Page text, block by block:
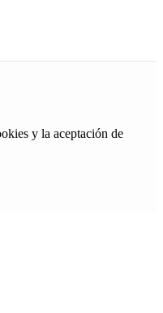
y la aceptación de